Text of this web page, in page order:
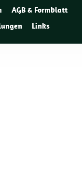
AGB & Formblatt
Links